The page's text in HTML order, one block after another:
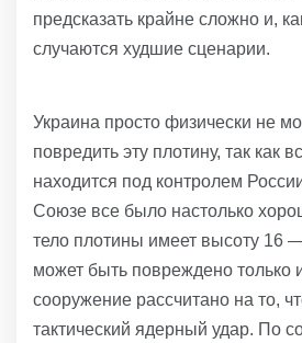
предсказать крайне сложно и,
случаются худшие сценарии.
Украина просто физически не
повредить эту плотину, так как
находится под контролем
Союзе все было настолько
тело плотины имеет высоту 16
может быть повреждено только
сооружение рассчитано на то,
тактический ядерный удар. По